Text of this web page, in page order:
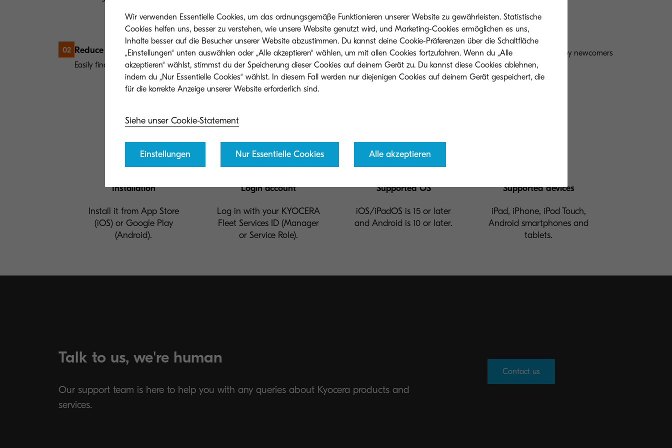
02 Reduce information retrieval time
Easily find the information you want by searching comprehensively on it.
04 Learning
Helpfully to get a basic knowledge that should be acquired by newcomers
with little experience.
Installation
Install it from App Store
(iOS) or Google Play
(Android).
Login account
Log in with your KYOCERA
Fleet Services ID (Manager
or Service Role).
Supported OS
iOS/iPadOS is 15 or later
and Android is 10 or later.
Supported devices
iPad, iPhone, iPod Touch,
Android smartphones and
tablets.
Talk to us, we're human
Our support team is here to help you with any queries about Kyocera products and
services.
Contact us
Wir verwenden Essentielle Cookies, um das ordnungsgemäße Funktionieren unserer Website zu gewährleisten. Statistische
Cookies helfen uns, besser zu verstehen, wie unsere Website genutzt wird, und Marketing-Cookies ermöglichen es uns,
Inhalte besser auf die Besucher unserer Website abzustimmen. Du kannst deine Cookie-Präferenzen über die Schaltfläche
„Einstellungen“ unten auswählen oder „Alle akzeptieren“ wählen, um mit allen Cookies fortzufahren. Wenn du „Alle
akzeptieren“ wählst, stimmst du der Speicherung dieser Cookies auf deinem Gerät zu. Du kannst diese Cookies ablehnen,
indem du „Nur Essentielle Cookies“ wählst. In diesem Fall werden nur diejenigen Cookies auf deinem Gerät gespeichert, die
für die korrekte Anzeige unserer Website erforderlich sind.
Siehe unser Cookie-Statement
Einstellungen Nur Essentielle Cookies Alle akzeptieren